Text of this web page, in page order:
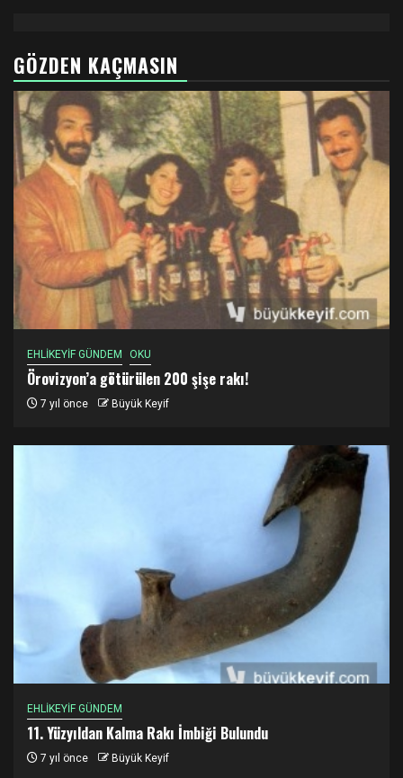
GÖZDEN KAÇMASIN
EHLİKEYİF GÜNDEM OKU
Örovizyon’a götürülen 200 şişe rakı!
7 yıl önce Büyük Keyif
EHLİKEYİF GÜNDEM
11. Yüzyıldan Kalma Rakı İmbiği Bulundu
7 yıl önce Büyük Keyif